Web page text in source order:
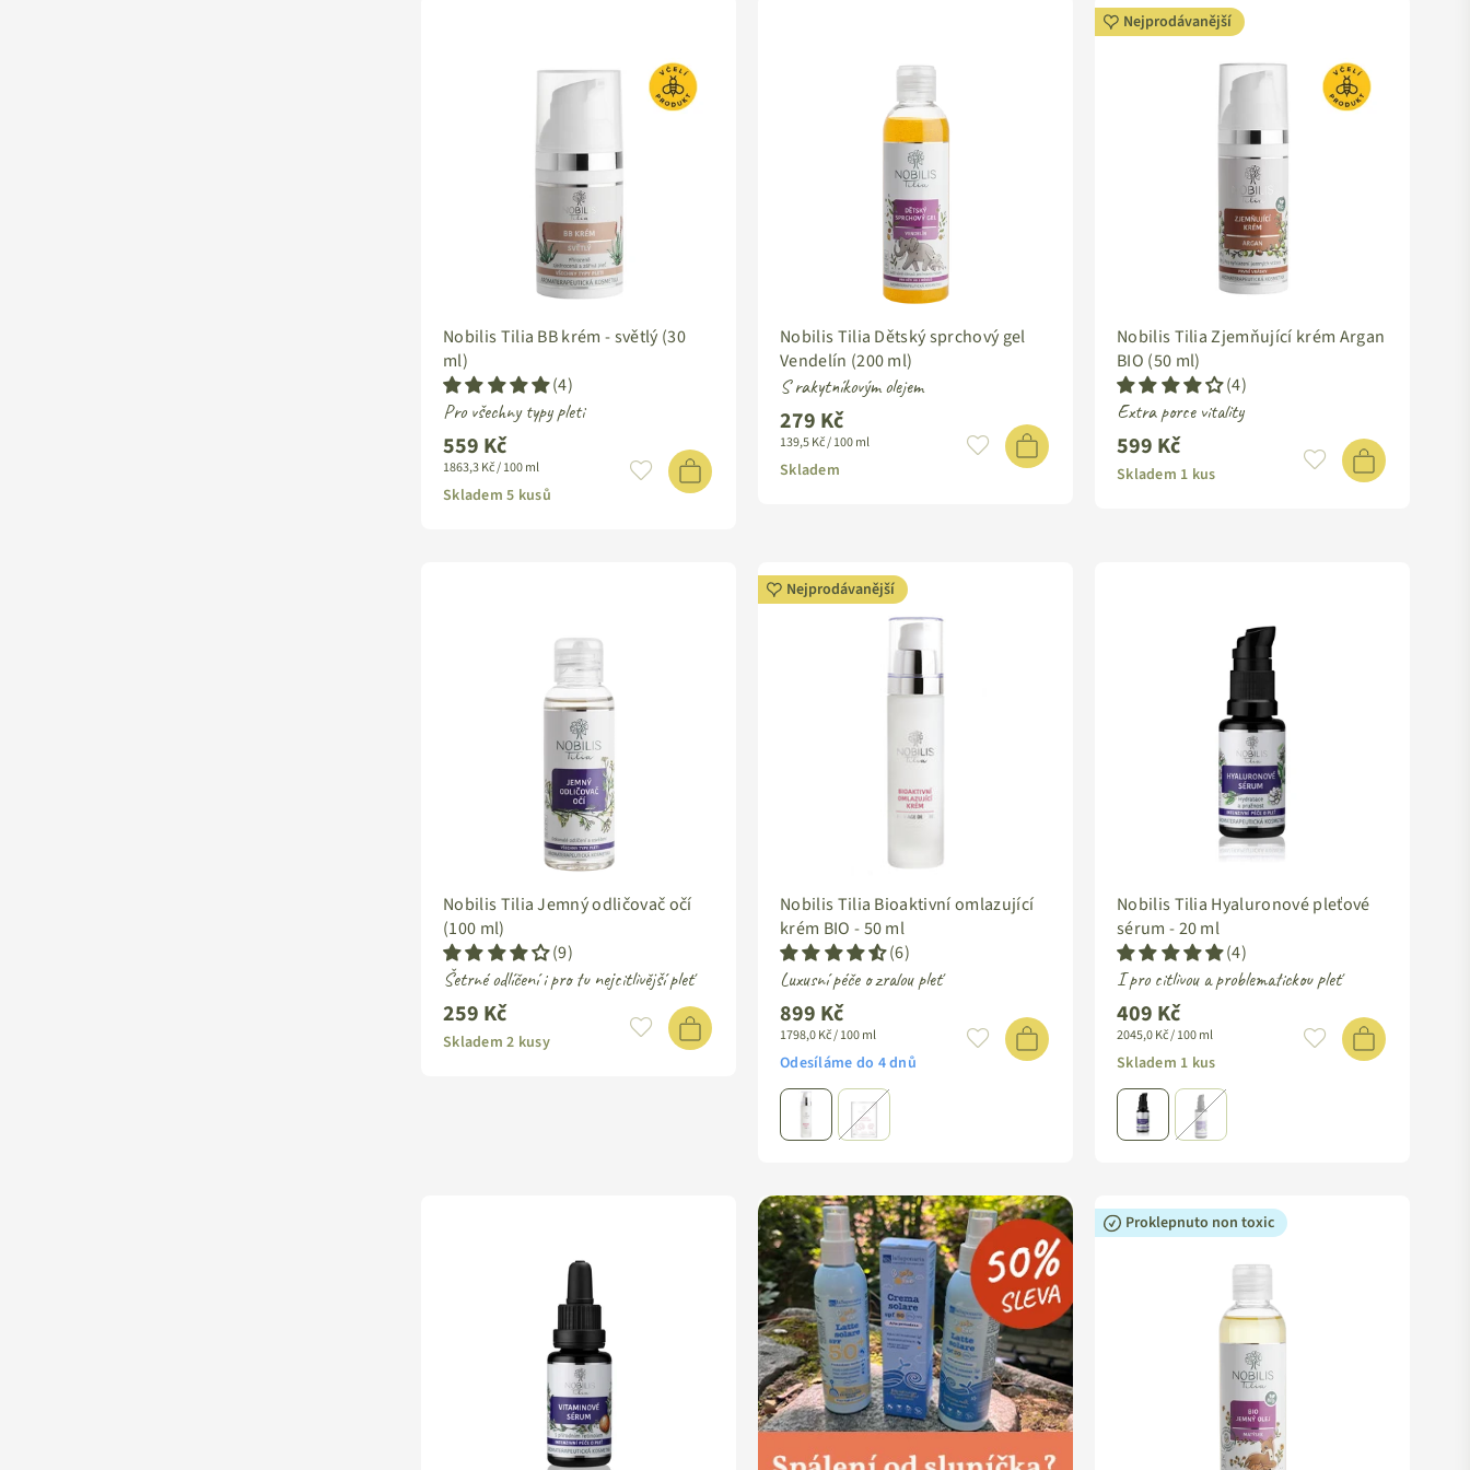
Nobilis Tilia BB krém - světlý (30
ml)
(4)
Pro všechny typy pleti
Standardní
cena
559 Kč
1863,3 Kč / 100 ml
Skladem 5 kusů
Nobilis Tilia Dětský sprchový gel
Vendelín (200 ml)
S rakytníkovým olejem
Standardní
cena
279 Kč
139,5 Kč / 100 ml
Skladem
Nejprodávanější
Nobilis Tilia Zjemňující krém Argan
BIO (50 ml)
(4)
Extra porce vitality
Standardní
cena
599 Kč
Skladem 1 kus
Nobilis Tilia Jemný odličovač očí
(100 ml)
(9)
Šetrné odlíčení i pro tu nejcitlivější pleť
Standardní
cena
259 Kč
Skladem 2 kusy
Nejprodávanější
Nobilis Tilia Bioaktivní omlazující
krém BIO -50 ml
(6)
Luxusní péče o zralou pleť
899 Kč
1798,0 Kč / 100 ml
Odesíláme do 4 dnů
Nobilis Tilia Hyaluronové pleťové
sérum -20 ml
(4)
I pro citlivou a problematickou pleť
409 Kč
2045,0 Kč / 100 ml
Skladem 1 kus
Proklepnuto non toxic